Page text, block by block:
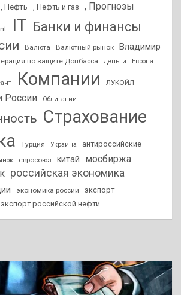
, Нефть , Нефть и газ , Прогнозы
IT Банки и финансы
Валюта Валютный рынок
Владимир
по защите Донбасса Деньги Европа
Компании ЛУКОЙЛ
России Облигации
Страхование
Турция Украина
антироссийские
евросоюз китай
мосбиржа
российская экономика
экономика россии
экспорт
экспорт российской нефти